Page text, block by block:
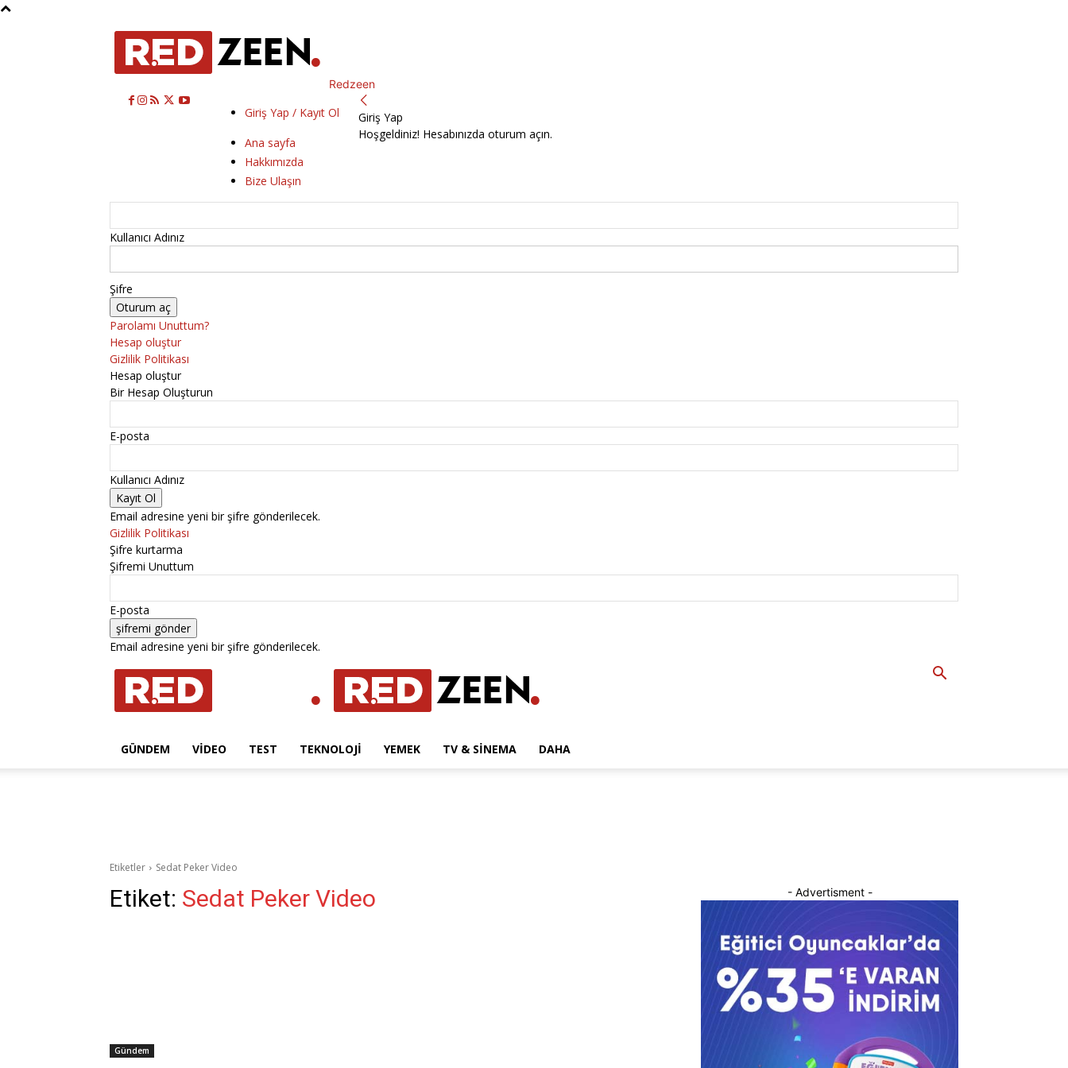
Redzeen
Giriş Yap / Kayıt Ol
Ana sayfa
Hakkımızda
Bize Ulaşın
Giriş Yap
Hoşgeldiniz! Hesabınızda oturum açın.
Kullanıcı Adınız
Şifre
Parolamı Unuttum?
Hesap oluştur
Gizlilik Politikası
Hesap oluştur
Bir Hesap Oluşturun
E-posta
Kullanıcı Adınız
Email adresine yeni bir şifre gönderilecek.
Gizlilik Politikası
Şifre kurtarma
Şifremi Unuttum
E-posta
Email adresine yeni bir şifre gönderilecek.
GÜNDEM VIDEO TEST TEKNOLOJI YEMEK TV & SINEMA DAHA
Etiketler Sedat Peker Video
Etiket: Sedat Peker Video
Gündem
- Advertisment -